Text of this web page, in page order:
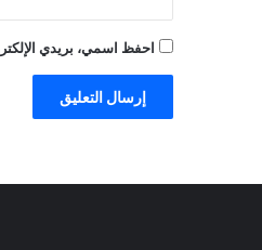
احفظ اسمي، بريدي